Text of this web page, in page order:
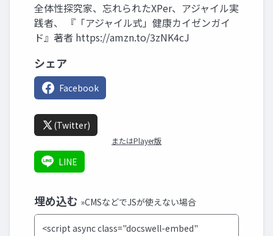
全体性探究家、忘れられたXPer、アジャイル実
践者、 『「アジャイル式」健康カイゼンガイ
ド』著者 https://amzn.to/3zNK4cJ
シェア
Facebook
(Twitter)
またはPlayer版
LINE
埋め込む »CMSなどでJSが使えない場合